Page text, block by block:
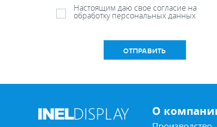
Настоящим даю свое согласие на
обработку персональных данных
ОТПРАВИТЬ
О